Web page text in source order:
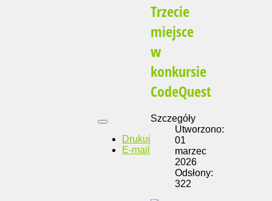
Trzecie
miejsce
w
konkursie
CodeQuest
Drukuj
E-mail
Szczegóły
Utworzono:
01
marzec
2026
Odsłony:
322